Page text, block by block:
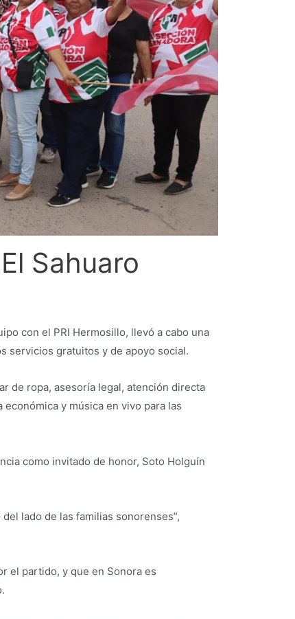
Sahuaro
con el PRI Hermosillo, llevó a cabo una
servicios gratuitos y de apoyo social.
de ropa, asesoría legal, atención directa
y música en vivo para las
como invitado de honor, Soto Holguín
lado de las familias sonorenses”,
el partido, y que en Sonora es